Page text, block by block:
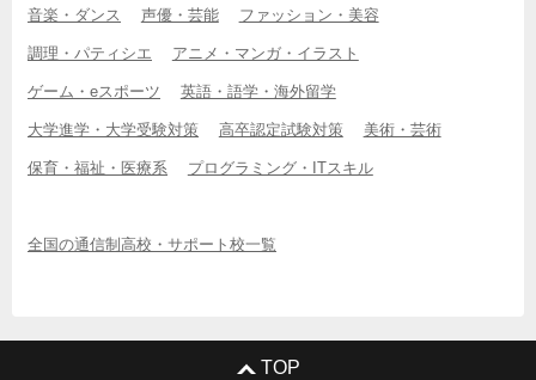
音楽・ダンス 声優・芸能 ファッション・美容
調理・パティシエ アニメ・マンガ・イラスト
ゲーム・eスポーツ 英語・語学・海外留学
大学進学・大学受験対策 高卒認定試験対策 美術・芸術
保育・福祉・医療系 プログラミング・ITスキル
全国の通信制高校・サポート校一覧
TOP